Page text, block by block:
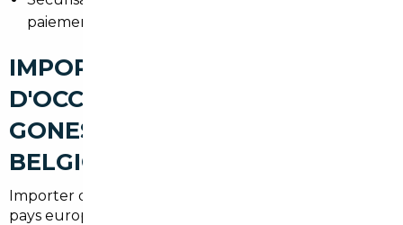
paiements.
IMPORT DE VOITURES
D'OCCASION À GARGES-LÈS-
GONESSE : ALLEMAGNE,
BELGIQUE ET EUROPE
Importer depuis l'Allemagne, la Belgique ou d'autres
pays européens permet souvent d'obtenir des